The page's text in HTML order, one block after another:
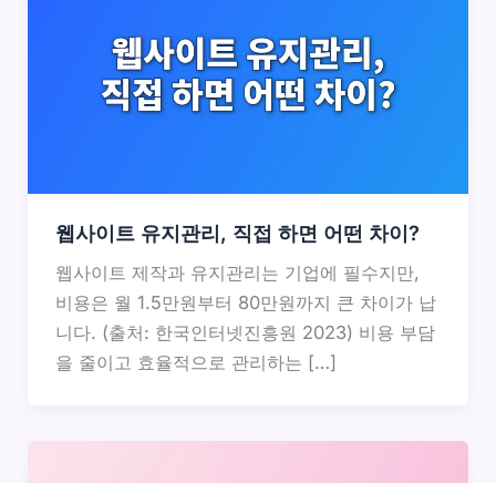
웹사이트 유지관리, 직접 하면 어떤 차이?
웹사이트 제작과 유지관리는 기업에 필수지만,
비용은 월 1.5만원부터 80만원까지 큰 차이가 납
니다. (출처: 한국인터넷진흥원 2023) 비용 부담
을 줄이고 효율적으로 관리하는 […]